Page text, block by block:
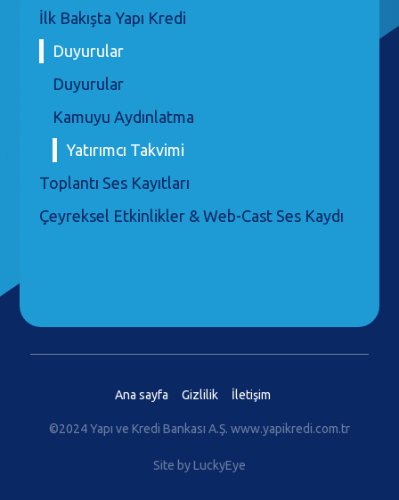
İlk Bakışta Yapı Kredi
Duyurular
Duyurular
Kamuyu Aydınlatma
Yatırımcı Takvimi
Toplantı Ses Kayıtları
Çeyreksel Etkinlikler & Web-Cast Ses Kaydı
Ana sayfa Gizlilik İletişim
©2024 Yapı ve Kredi Bankası A.Ş. www.yapikredi.com.tr
Site by LuckyEye